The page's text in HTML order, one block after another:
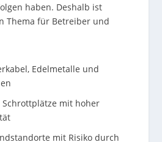
haben. Deshalb ist
Thema für Betreiber und
Edelmetalle und
Schrottplätze mit hoher
mit Risiko durch